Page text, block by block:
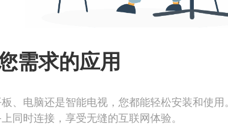
需求的应用
、电脑还是智能电视，您都能轻松安装和使用。
同时连接，享受无缝的互联网体验。